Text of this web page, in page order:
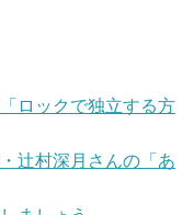
ロックで独立する方
辻村深月さんの「あ